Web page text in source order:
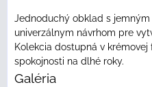
Jednoduchý obklad s
univerzálnym návrhom pre
Kolekcia dostupná v
spokojnosti na dlhé roky.
Galéria